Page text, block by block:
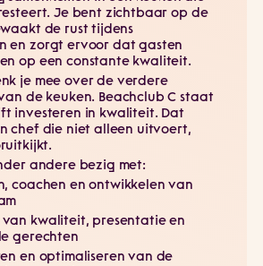
Je bent zichtbaar op de
de rust tijdens
en zorgt ervoor dat gasten
op een constante kwaliteit.
je mee over de verdere
de keuken. Beachclub C staat
investeren in kwaliteit. Dat
chef die niet alleen uitvoert,
andere bezig met:
coachen en ontwikkelen van
van kwaliteit, presentatie en
gerechten
en optimaliseren van de